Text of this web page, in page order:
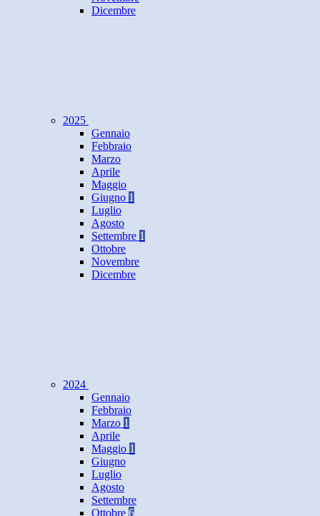
Dicembre
2025
Gennaio
Febbraio
Marzo
Aprile
Maggio
Giugno 1
Luglio
Agosto
Settembre 1
Ottobre
Novembre
Dicembre
2024
Gennaio
Febbraio
Marzo 1
Aprile
Maggio 1
Giugno
Luglio
Agosto
Settembre
Ottobre 6